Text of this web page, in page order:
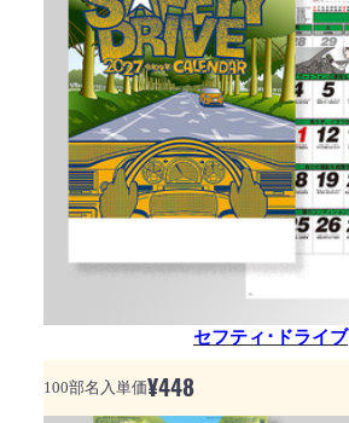
セフティ･ドライブ
100部名入単価¥448